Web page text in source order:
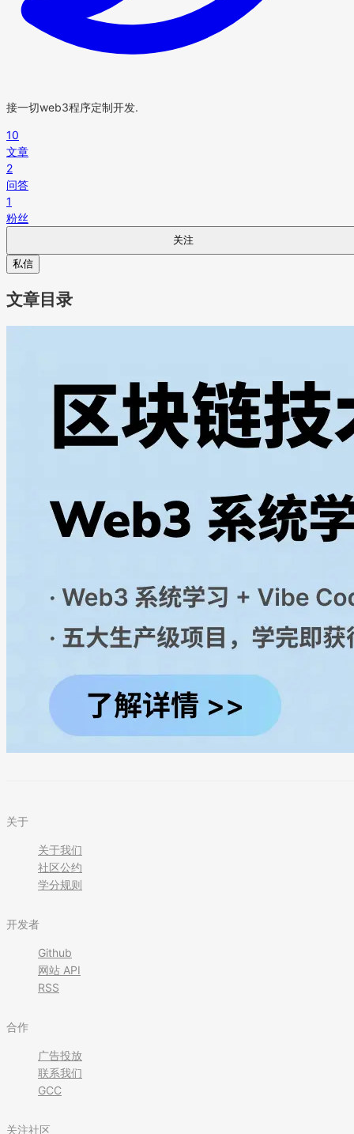
接一切web3程序定制开发.
10
文章
2
问答
1
粉丝
关注
私信
文章目录
关于
关于我们
社区公约
学分规则
开发者
Github
网站 API
RSS
合作
广告投放
联系我们
GCC
关注社区